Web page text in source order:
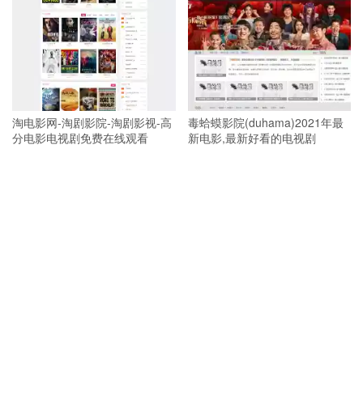
淘电影网-淘剧影院-淘剧影视-高
分电影电视剧免费在线观看
毒蛤蟆影院(duhama)2021年最
新电影,最新好看的电视剧